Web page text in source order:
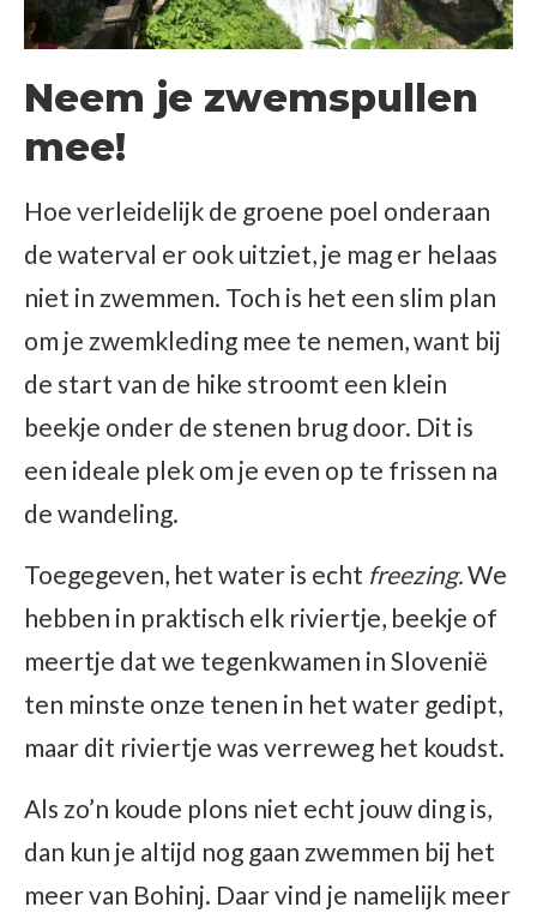
Neem je zwemspullen
mee!
Hoe verleidelijk de groene poel onderaan
de waterval er ook uitziet, je mag er helaas
niet in zwemmen. Toch is het een slim plan
om je zwemkleding mee te nemen, want bij
de start van de hike stroomt een klein
beekje onder de stenen brug door. Dit is
een ideale plek om je even op te frissen na
de wandeling.
Toegegeven, het water is echt freezing.We
hebben in praktisch elk riviertje, beekje of
meertje dat we tegenkwamen in Slovenië
ten minste onze tenen in het water gedipt,
maar dit riviertje was verreweg het koudst.
Als zo’n koude plons niet echt jouw ding is,
dan kun je altijd nog gaan zwemmen bij het
meer van Bohinj. Daar vind je namelijk meer